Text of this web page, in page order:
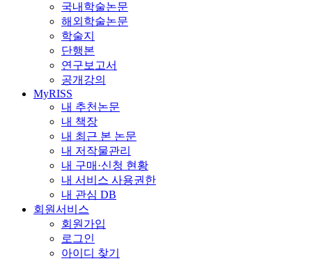
국내학술논문
해외학술논문
학술지
단행본
연구보고서
공개강의
MyRISS
내 추천논문
내 책장
내 최근 본 논문
내 저작물관리
내 구매·신청 현황
내 서비스 사용권한
내 관심 DB
회원서비스
회원가입
로그인
아이디 찾기